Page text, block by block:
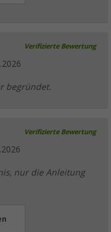
Verifizierte Bewertung
begründet.
Verifizierte Bewertung
nur die Anleitung